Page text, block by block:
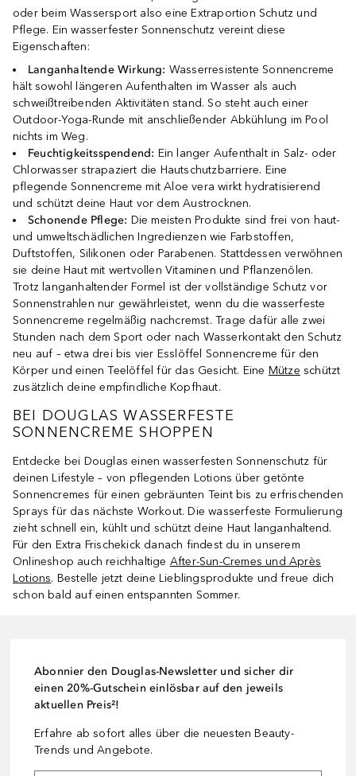
oder beim Wassersport also eine Extraportion Schutz und
Pflege. Ein wasserfester Sonnenschutz vereint diese
Eigenschaften:
Langanhaltende Wirkung: Wasserresistente Sonnencreme
hält sowohl längeren Aufenthalten im Wasser als auch
schweißtreibenden Aktivitäten stand. So steht auch einer
Outdoor-Yoga-Runde mit anschließender Abkühlung im Pool
nichts im Weg.
Feuchtigkeitsspendend: Ein langer Aufenthalt in Salz- oder
Chlorwasser strapaziert die Hautschutzbarriere. Eine
pflegende Sonnencreme mit Aloe vera wirkt hydratisierend
und schützt deine Haut vor dem Austrocknen.
Schonende Pflege: Die meisten Produkte sind frei von haut-
und umweltschädlichen Ingredienzen wie Farbstoffen,
Duftstoffen, Silikonen oder Parabenen. Stattdessen verwöhnen
sie deine Haut mit wertvollen Vitaminen und Pflanzenölen.
Trotz langanhaltender Formel ist der vollständige Schutz vor
Sonnenstrahlen nur gewährleistet, wenn du die wasserfeste
Sonnencreme regelmäßig nachcremst. Trage dafür alle zwei
Stunden nach dem Sport oder nach Wasserkontakt den Schutz
neu auf – etwa drei bis vier Esslöffel Sonnencreme für den
Körper und einen Teelöffel für das Gesicht. Eine Mütze schützt
zusätzlich deine empfindliche Kopfhaut.
BEI DOUGLAS WASSERFESTE
SONNENCREME SHOPPEN
Entdecke bei Douglas einen wasserfesten Sonnenschutz für
deinen Lifestyle – von pflegenden Lotions über getönte
Sonnencremes für einen gebräunten Teint bis zu erfrischenden
Sprays für das nächste Workout. Die wasserfeste Formulierung
zieht schnell ein, kühlt und schützt deine Haut langanhaltend.
Für den Extra Frischekick danach findest du in unserem
Onlineshop auch reichhaltige After-Sun-Cremes und Après
Lotions. Bestelle jetzt deine Lieblingsprodukte und freue dich
schon bald auf einen entspannten Sommer.
Abonnier den Douglas-Newsletter und sicher dir
einen 20%-Gutschein einlösbar auf den jeweils
aktuellen Preis²!
Erfahre ab sofort alles über die neuesten Beauty-
Trends und Angebote.